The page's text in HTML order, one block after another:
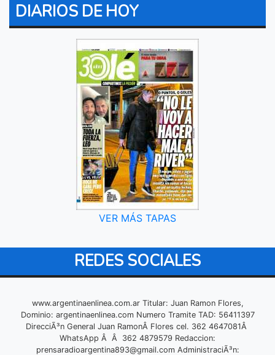
DIARIOS DE HOY
VER MÁS TAPAS
REDES SOCIALES
www.argentinaenlinea.com.ar Titular: Juan Ramon Flores,
Dominio: argentinaenlinea.com Numero Tramite TAD: 56411397
DirecciÃ³n General Juan RamonÂ Flores cel. 362 4647081Â
WhatsApp Â Â 362 4879579 Redaccion:
prensaradioargentina893@gmail.comAdministraciÃ³n: